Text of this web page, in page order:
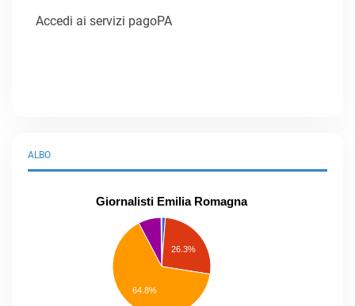
Accedi ai servizi pagoPA
ALBO
Giornalisti Emilia Romagna
26.3%
64.8%